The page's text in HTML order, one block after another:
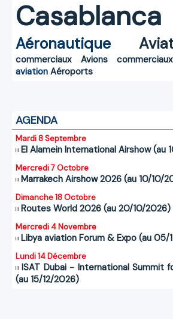
Casablanca
Aéronautique
commerciaux
Avions commerciaux
aviation Aéroports
AGENDA
Mardi 8 Septembre
El Alamein International Airshow (au
Mercredi 7 Octobre
Marrakech Airshow 2026 (au 10/10/
Dimanche 18 Octobre
Routes World 2026 (au 20/10/2026)
Mercredi 4 Novembre
Libya aviation Forum & Expo (au 05/
Lundi 14 Décembre
ISAT Dubai - International Summit
(au 15/12/2026)